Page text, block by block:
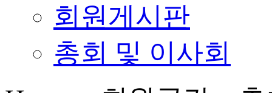
회원게시판
총회 및 이사회